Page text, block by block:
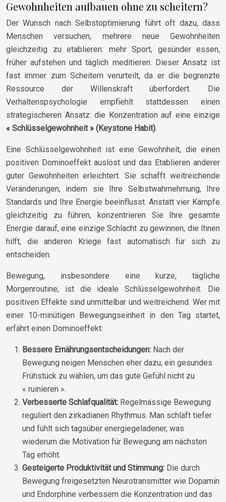
Gewohnheiten aufbauen ohne zu scheitern?
Der Wunsch nach Selbstoptimierung führt oft dazu, dass
Menschen versuchen, mehrere neue Gewohnheiten
gleichzeitig zu etablieren: mehr Sport, gesünder essen,
früher aufstehen und täglich meditieren. Dieser Ansatz ist
fast immer zum Scheitern verurteilt, da er die begrenzte
Ressource der Willenskraft überfordert. Die
Verhaltenspsychologie empfiehlt stattdessen einen
strategischeren Ansatz: die Konzentration auf eine einzige
« Schlüsselgewohnheit » (Keystone Habit).
Eine Schlüsselgewohnheit ist eine Gewohnheit, die einen
positiven Dominoeffekt auslöst und das Etablieren anderer
guter Gewohnheiten erleichtert. Sie schafft weitreichende
Veränderungen, indem sie Ihre Selbstwahrnehmung, Ihre
Standards und Ihre Energie beeinflusst. Anstatt vier Kämpfe
gleichzeitig zu führen, konzentrieren Sie Ihre gesamte
Energie darauf, eine einzige Schlacht zu gewinnen, die Ihnen
hilft, die anderen Kriege fast automatisch für sich zu
entscheiden.
Bewegung, insbesondere eine kurze, tägliche
Morgenroutine, ist die ideale Schlüsselgewohnheit. Die
positiven Effekte sind unmittelbar und weitreichend. Wer mit
einer 10-minütigen Bewegungseinheit in den Tag startet,
erfährt einen Dominoeffekt:
Bessere Ernährungsentscheidungen: Nach der
Bewegung neigen Menschen eher dazu, ein gesundes
Frühstück zu wählen, um das gute Gefühl nicht zu
« ruinieren ».
Verbesserte Schlafqualität: Regelmässige Bewegung
reguliert den zirkadianen Rhythmus. Man schläft tiefer
und fühlt sich tagsüber energiegeladener, was
wiederum die Motivation für Bewegung am nächsten
Tag erhöht.
Gesteigerte Produktivität und Stimmung: Die durch
Bewegung freigesetzten Neurotransmitter wie Dopamin
und Endorphine verbessern die Konzentration und das